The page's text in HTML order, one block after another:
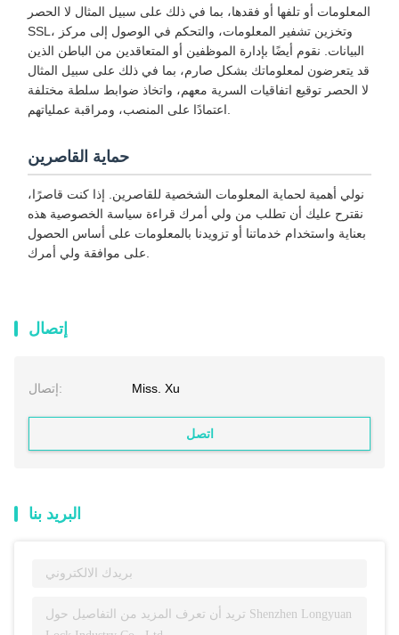
المعلومات أو تلفها أو فقدها، بما في ذلك على سبيل المثال لا الحصر
SSL، وتخزين تشفير المعلومات، والتحكم في الوصول إلى مركز
البيانات. نقوم أيضًا بإدارة الموظفين أو المتعاقدين من الباطن الذين
قد يتعرضون لمعلوماتك بشكل صارم، بما في ذلك على سبيل المثال
لا الحصر توقيع اتفاقيات السرية معهم، واتخاذ ضوابط سلطة مختلفة
حماية القاصرين
نولي أهمية لحماية المعلومات الشخصية للقاصرين. إذا كنت قاصرًا،
نقترح عليك أن تطلب من ولي أمرك قراءة سياسة الخصوصية هذه
بعناية واستخدام خدماتنا أو تزويدنا بالمعلومات على أساس الحصول
إتصال
إتصال: Miss. Xu
اتصل
البريد بنا